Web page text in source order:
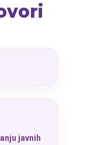
javnih